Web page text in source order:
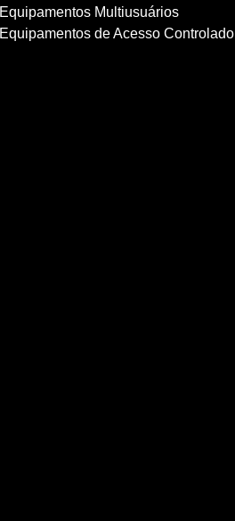
Equipamentos Multiusuários
Equipamentos de Acesso Controlado